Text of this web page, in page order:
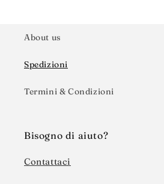
About us
Spedizioni
Termini & Condizioni
Bisogno di aiuto?
Contattaci